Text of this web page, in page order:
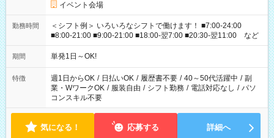
イベント会場
勤務時間
＜シフト例＞ いろいろなシフトで働けます！ ■7:00-24:00
■8:00-21:00 ■9:00-21:00 ■18:00-翌7:00 ■20:30-翌11:00 など
期間 単発1日～OK!
特徴 週1日からOK / 日払いOK / 履歴書不要 / 40～50代活躍中 / 副
業・WワークOK / 服装自由 / シフト勤務 / 電話対応なし / パソ
コンスキル不要
気になる！ 応募する 詳細へ